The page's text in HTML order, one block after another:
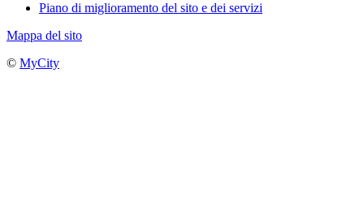
Piano di miglioramento del sito e dei servizi
Mappa del sito
© MyCity